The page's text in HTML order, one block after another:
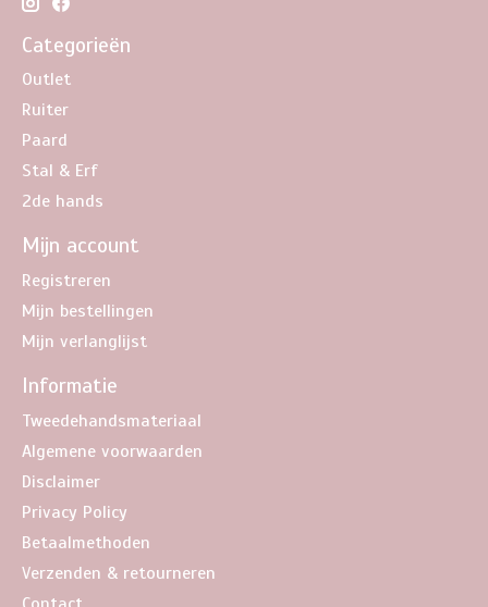
Categorieën
Outlet
Ruiter
Paard
Stal & Erf
2de hands
Mijn account
Registreren
Mijn bestellingen
Mijn verlanglijst
Informatie
Tweedehandsmateriaal
Algemene voorwaarden
Disclaimer
Privacy Policy
Betaalmethoden
Verzenden & retourneren